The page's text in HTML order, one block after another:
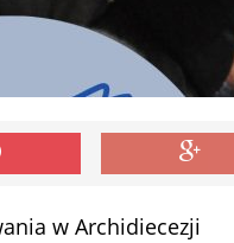
w Archidiecezji